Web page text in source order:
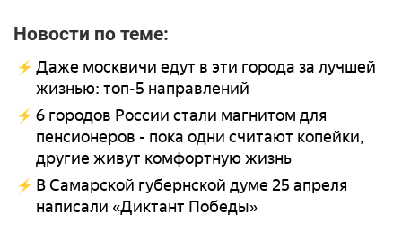
Новости по теме:
Даже москвичи едут в эти города за лучшей
жизнью: топ-5 направлений
6 городов России стали магнитом для
пенсионеров - пока одни считают копейки,
другие живут комфортную жизнь
В Самарской губернской думе 25 апреля
написали «Диктант Победы»